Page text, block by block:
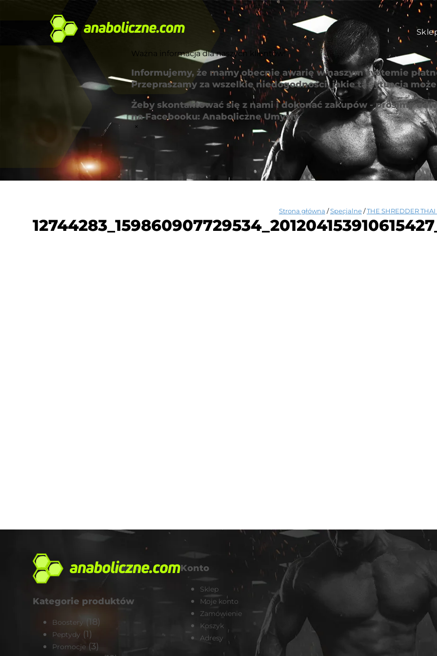
Strona główna /Specjalne/THE SHREDDER
Kategorie produktów
Boostery (18)
Peptydy (1)
Promocje (3)
Konto
Sklep
Moje konto
Zamówienie
Koszyk
Adresy
Ważna informacja dla naszych klientów!
Informujemy, że mamy obecnie awarię w naszym systemie
Przepraszamy za wszelkie niedogodności, jakie ta sytuacja
Żeby skontaktować się z nami i dokonać zakupów - prosimy
na Facebooku: Anaboliczne Umysły
×